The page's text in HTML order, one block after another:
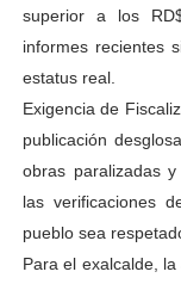
superior a los
informes recientes
estatus real.
Exigencia de
publicación
obras paralizadas
las verificaciones
pueblo sea
Para el exalcalde,